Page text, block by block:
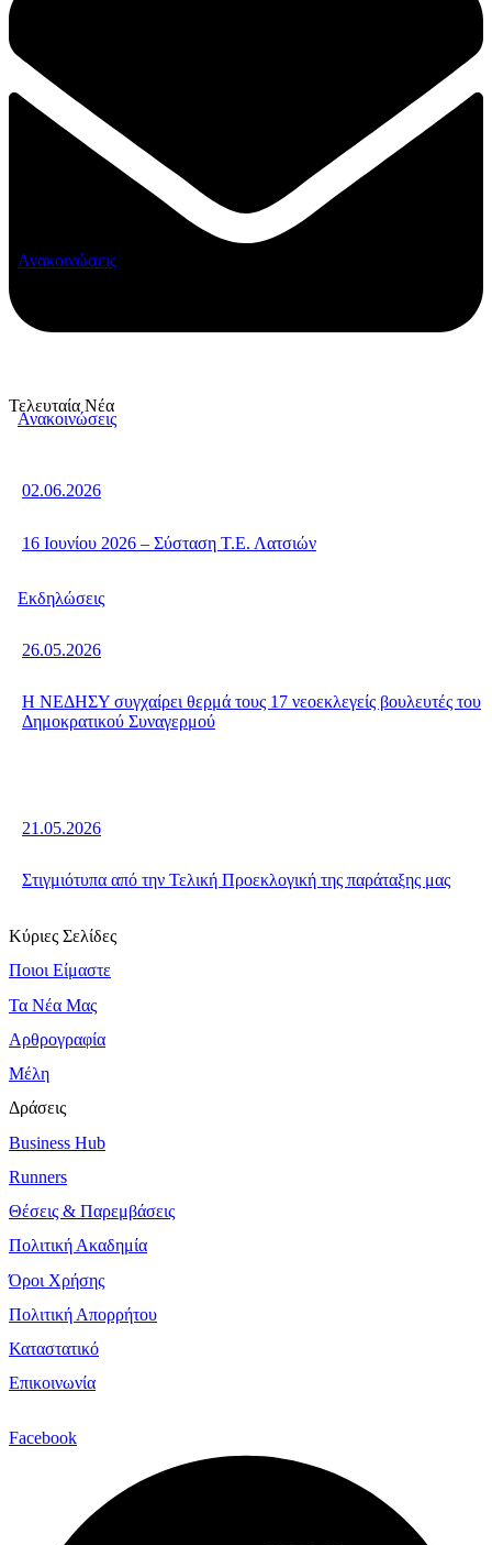
Τελευταία Νέα
Ανακοινώσεις
02.06.2026
16 Ιουνίου 2026 – Σύσταση Τ.Ε. Λατσιών
Ανακοινώσεις
26.05.2026
Η ΝΕΔΗΣΥ συγχαίρει θερμά τους 17 νεοεκλεγείς βουλευτές του
Δημοκρατικού Συναγερμού
Εκδηλώσεις
21.05.2026
Στιγμιότυπα από την Τελική Προεκλογική της παράταξης μας
Κύριες Σελίδες
Ποιοι Είμαστε
Τα Νέα Μας
Αρθρογραφία
Μέλη
Δράσεις
Business Hub
Runners
Θέσεις & Παρεμβάσεις
Πολιτική Ακαδημία
Όροι Χρήσης
Πολιτική Απορρήτου
Καταστατικό
Επικοινωνία
Facebook